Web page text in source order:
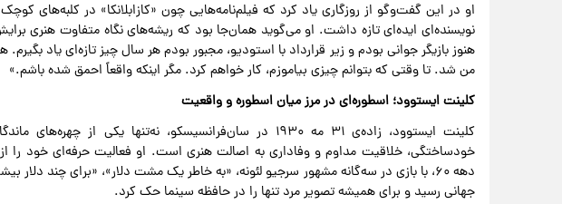
او در این گفت‌وگو از روزگاری یاد کرد که فیلم‌نامه‌هایی چون «کازابلانکا» در کلبه‌های
نویسنده‌ای ایده‌ای تازه داشت. او می‌گوید همان‌جا بود که ریشه‌های نگاه متفاوت هنری
هنوز بازیگر جوانی بودم و زیر قرارداد با استودیو، مجبور بودم هر سال چیز تازه‌ای یاد بگیرم.
من شد. تا وقتی که بتوانم چیزی بیاموزم، کار خواهم کرد. مگر اینکه واقعاً احمق شده باشم.»
کلینت ایستوود؛ اسطوره‌ای در مرز میان اسطوره و واقعیت
کلینت ایستوود، زاده‌ی ۳۱ مه ۱۹۳۰ در سان‌فرانسیسکو، نه‌تنها یکی از
دهه ۶۰، با بازی در سه‌گانه مشهور سرجیو لئونه، «به خاطر یک مشت دلار»، «برای چند
جهانی رسید و برای همیشه تصویر مرد تنها را در حافظه سینما حک کرد.